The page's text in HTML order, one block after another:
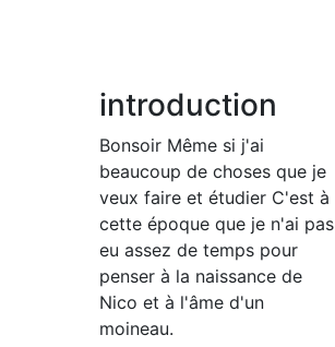
introduction
Bonsoir Même si j'ai
beaucoup de choses que je
veux faire et étudier C'est à
cette époque que je n'ai pas
eu assez de temps pour
penser à la naissance de
Nico et à l'âme d'un
moineau.